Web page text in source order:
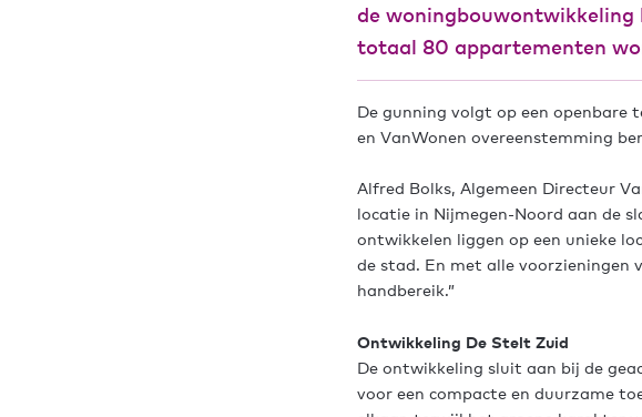
de woningbouwontwikkeling
totaal 80 appartementen
De gunning volgt op een openbare
en VanWonen overeenstemming
Alfred Bolks, Algemeen Directeur
locatie in Nijmegen-Noord aan de
ontwikkelen liggen op een unieke
de stad. En met alle voorzieningen
handbereik.”
Ontwikkeling De Stelt Zuid
De ontwikkeling sluit aan bij de
voor een compacte en duurzame